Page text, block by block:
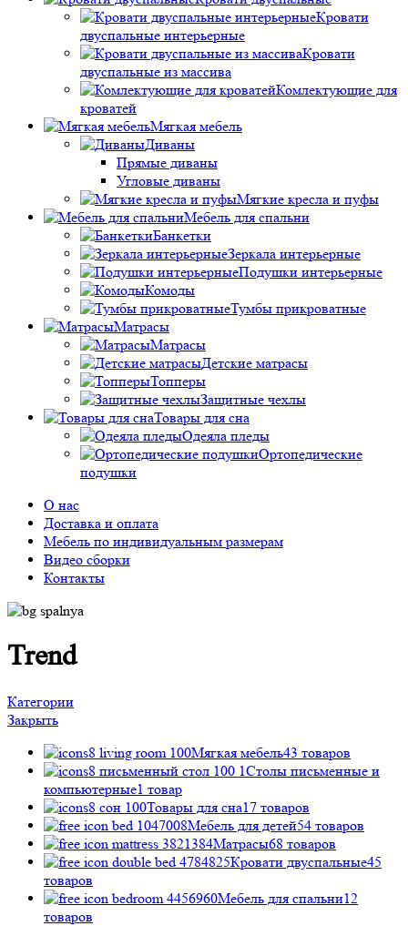
Кровати
двуспальные интерьерные
Кровати
двуспальные из массива
Комлектующие для
кроватей
Мягкая мебель
Диваны
Прямые диваны
Угловые диваны
Мягкие кресла и пуфы
Мебель для спальни
Банкетки
Зеркала интерьерные
Подушки интерьерные
Комоды
Тумбы прикроватные
Матрасы
Матрасы
Детские матрасы
Топперы
Защитные чехлы
Товары для сна
Одеяла пледы
Ортопедические
подушки
О нас
Доставка и оплата
Мебель по индивидуальным размерам
Видео сборки
Контакты
Trend
Категории
Закрыть
Мягкая мебель43 товаров
Столы пиcьменные и
компьютерные1 товар
Товары для сна17 товаров
Мебель для детей54 товаров
Матрасы68 товаров
Кровати двуспальные45
товаров
Мебель для спальни12
товаров